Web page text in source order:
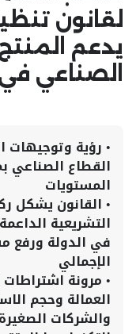
لقانون
يدعم
الصناعي
• رؤية وتوجيهات
القطاع الصناعي
المستويات
• القانون يشكل
التشريعية
في الدولة ورفع
الإجمالي
• مرونة
العمالة وحجم
والشركات